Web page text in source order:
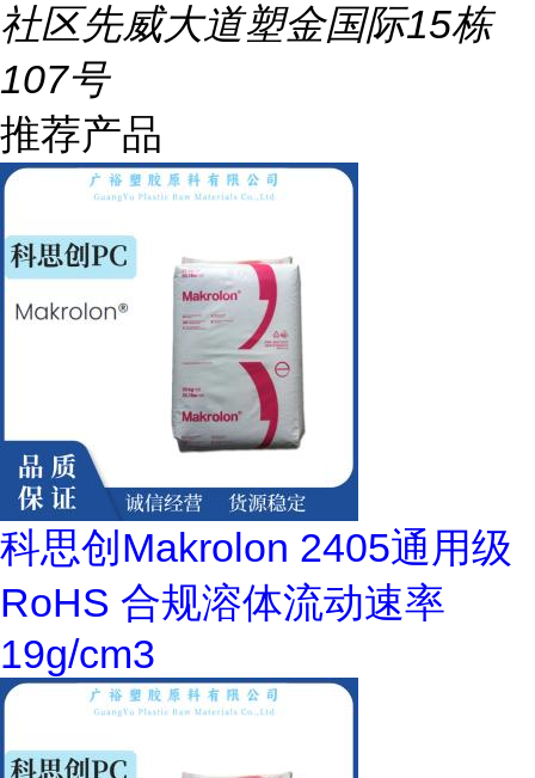
社区先威大道塑金国际15栋
107号
推荐产品
科思创Makrolon 2405通用级
RoHS 合规溶体流动速率
19g/cm3